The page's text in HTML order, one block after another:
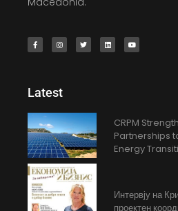
Latest
CRPM
Partnerships
Energy
Интервју на
проектен